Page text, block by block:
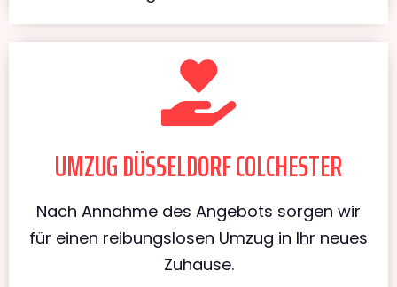
UMZUG DÜSSELDORF COLCHESTER
Nach Annahme des Angebots sorgen wir
für einen reibungslosen Umzug in Ihr neues
Zuhause.